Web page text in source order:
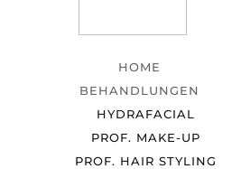
HOME
BEHANDLUNGEN
HYDRAFACIAL
PROF. MAKE-UP
PROF. HAIR STYLING